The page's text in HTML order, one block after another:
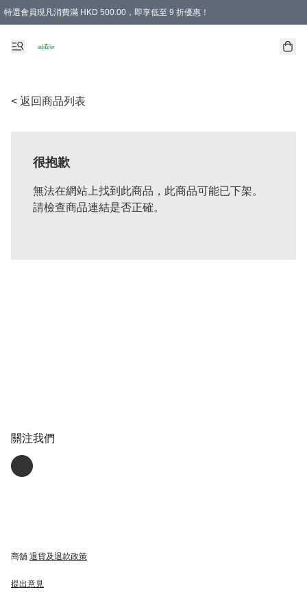
特選會員現凡消費滿 HKD 500.00，即享低至 9 折優惠！
< 返回商品列表
很抱歉
無法在網站上找到此商品，此商品可能已下架。
請檢查商品連結是否正確。
關注我們
商舖 退貨及退款政策
提出意見